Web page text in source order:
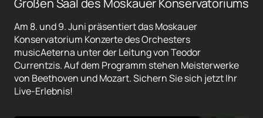
Großen Saal des Moskauer Konservatoriums
Am 8. und 9. Juni präsentiert das Moskauer
Konservatorium Konzerte des Orchesters
musicAeterna unter der Leitung von Teodor
Currentzis. Auf dem Programm stehen Meisterwerke
von Beethoven und Mozart. Sichern Sie sich jetzt Ihr
Live-Erlebnis!